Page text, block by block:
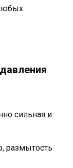
сильная и
размытость